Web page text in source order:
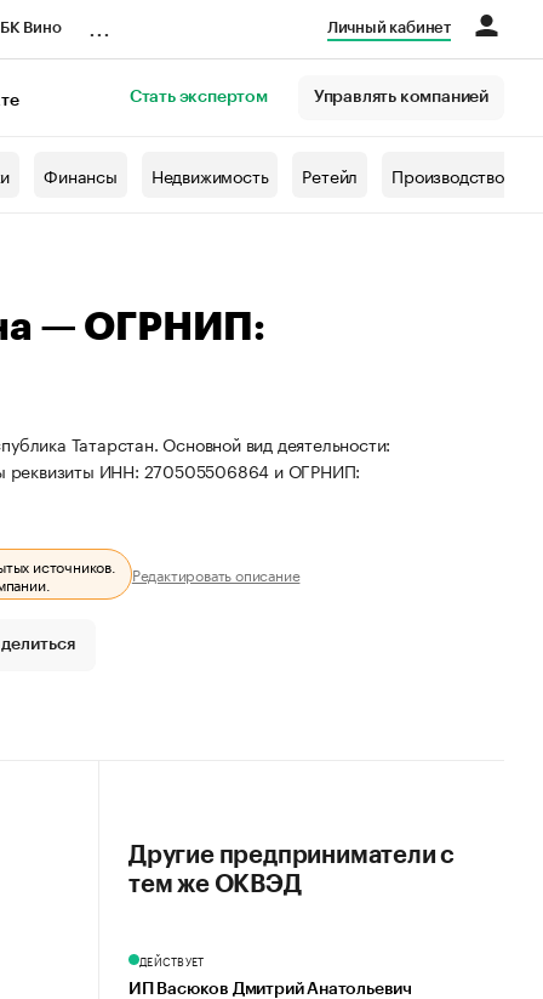
Вино Личный кабинет
Стать экспертом Управлять компанией
Финансы Недвижимость Ретейл Производство
— ОГРНИП:
Татарстан. Основной вид деятельности:
реквизиты ИНН: 270505506864 и ОГРНИП:
источников. Редактировать описание
Другие предприниматели с
тем же ОКВЭД
ДЕЙСТВУЕТ
ИП Васюков Дмитрий Анатольевич